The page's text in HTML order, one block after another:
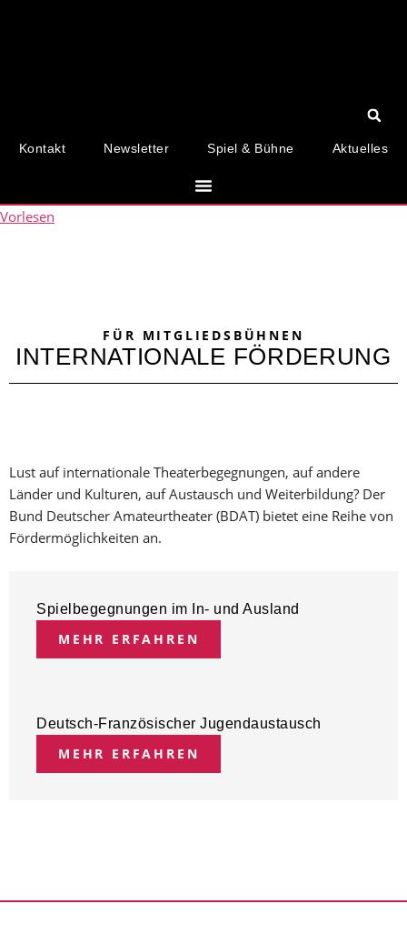
Kontakt Newsletter Spiel & Bühne Aktuelles
Vorlesen
FÜR MITGLIEDSBÜHNEN
INTERNATIONALE FÖRDERUNG
Lust auf internationale Theaterbegegnungen, auf andere
Länder und Kulturen, auf Austausch und Weiterbildung? Der
Bund Deutscher Amateurtheater (BDAT) bietet eine Reihe von
Fördermöglichkeiten an.
Spielbegegnungen im In- und Ausland
MEHR ERFAHREN
Deutsch-Französischer Jugendaustausch
MEHR ERFAHREN